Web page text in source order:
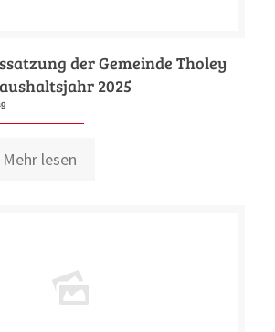
der Gemeinde Tholey
2025
Mehr lesen